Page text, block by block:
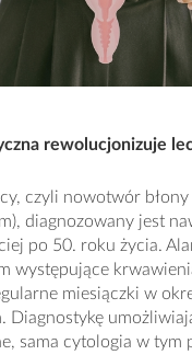
rewolucjonizuje
czyli nowotwór
diagnozowany jest
po 50. roku życia.
występujące
miesiączki w
Diagnostykę
sama cytologia w tym